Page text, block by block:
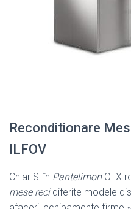
Reconditionare
ILFOV
Chiar Si în Pantelimon
mese recidiferite modele